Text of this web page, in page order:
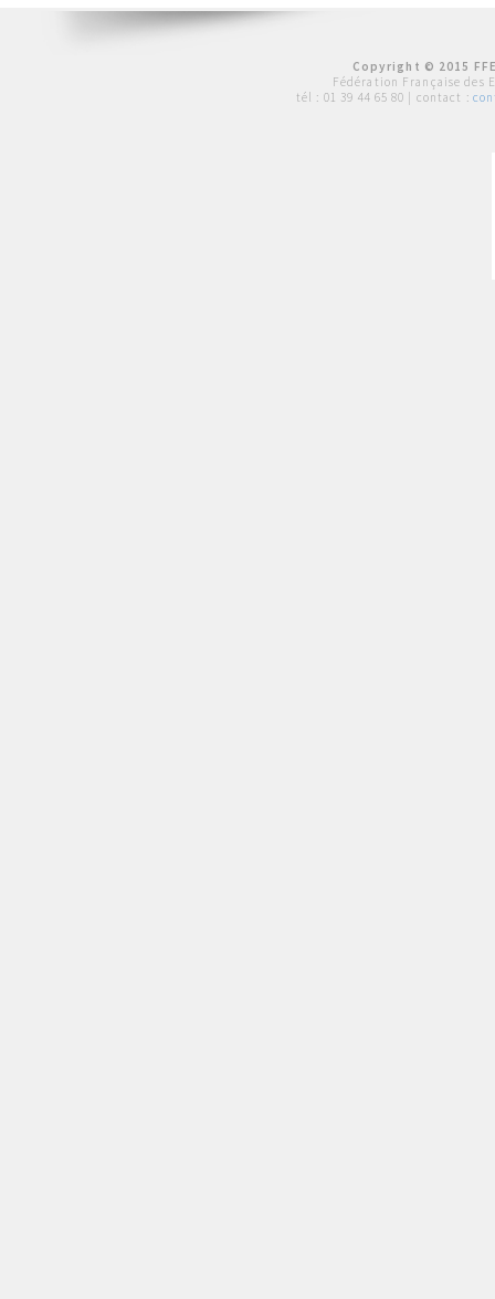
Copyright © 2015
Fédération Française des
tél : 01 39 44 65 80 | contact :